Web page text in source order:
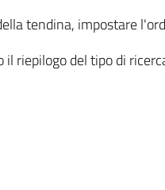
tendina, impostare
il riepilogo del tipo di